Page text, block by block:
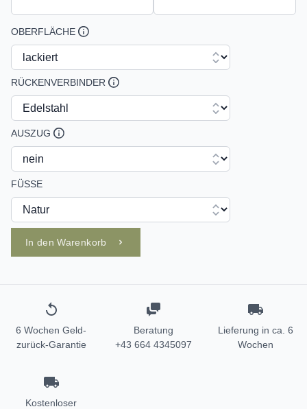
OBERFLÄCHE
RÜCKENVERBINDER
AUSZUG
FÜSSE
In den Warenkorb
6 Wochen Geld-
zurück-Garantie
Beratung
+43 664 4345097
Lieferung in ca. 6
Wochen
Kostenloser